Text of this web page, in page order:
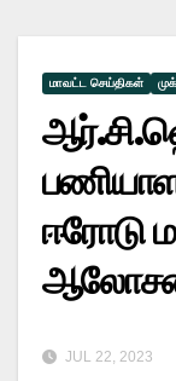
மாவட்ட செய்திகள்
ஈரோடு
JUL 22, 2023